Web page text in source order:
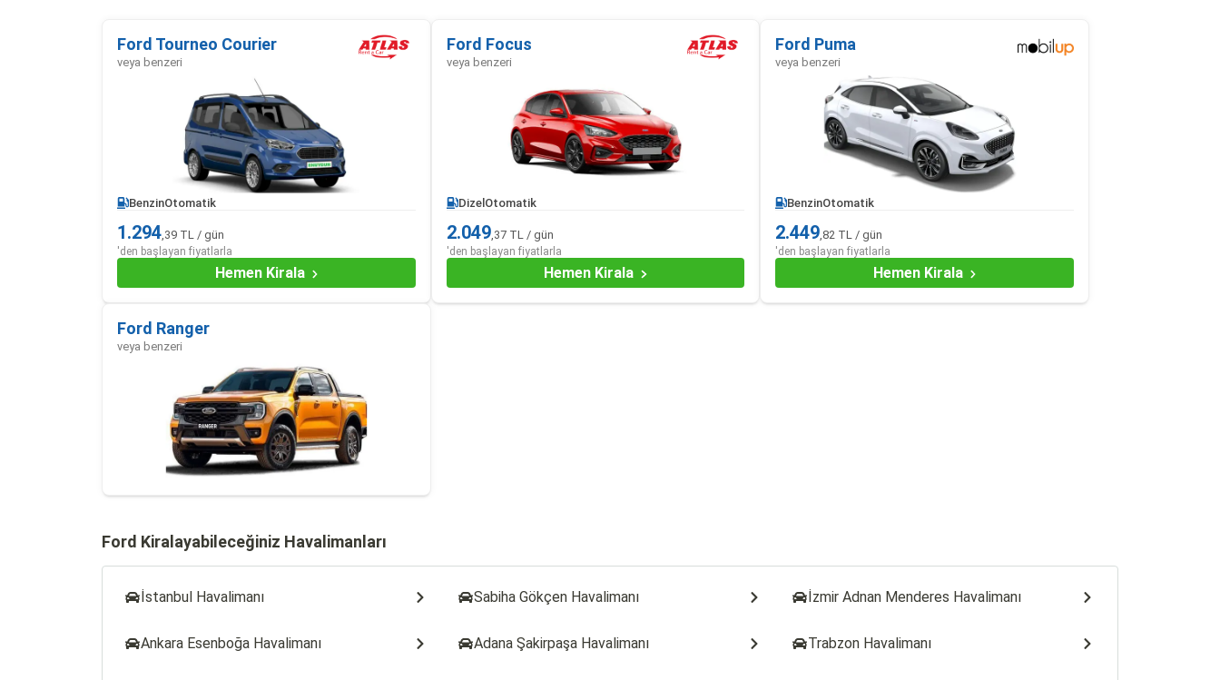
Ford Tourneo Courier
veya benzeri
BenzinOtomatik
1.294,39 TL / gün
'den başlayan fiyatlarla
Hemen Kirala
Ford Focus
veya benzeri
Dizel Otomatik
2.049,37 TL / gün
'den başlayan fiyatlarla
Hemen Kirala
Ford Puma
veya benzeri
BenzinOtomatik
2.449,82 TL / gün
'den başlayan fiyatlarla
Hemen Kirala
Ford Ranger
veya benzeri
Ford Kiralayabileceğiniz Havalimanları
İstanbul Havalimanı Sabiha Gökçen Havalimanı İzmir Adnan Menderes Havalimanı
Ankara Esenboğa Havalimanı Adana Şakirpaşa Havalimanı Trabzon Havalimanı